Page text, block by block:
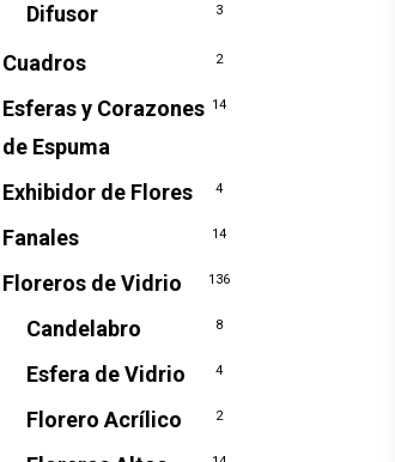
Difusor 3
Cuadros 2
Esferas y Corazones
de Espuma
14
Exhibidor de Flores 4
Fanales 14
Floreros de Vidrio 136
Candelabro 8
Esfera de Vidrio 4
Florero Acrílico 2